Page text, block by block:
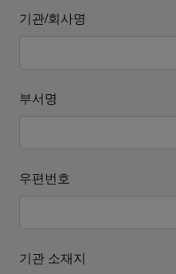
기관/회사명
부서명
우편번호
기관 소재지